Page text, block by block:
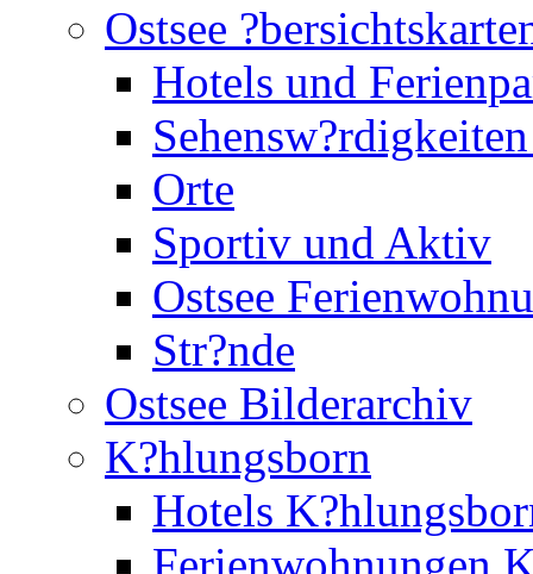
Ostsee
Hotels und
Orte
Sportiv und Aktiv
Ostsee
Str?nde
Ostsee Bilderarchiv
K?hlungsborn
Hotels
Ferienwohnungen